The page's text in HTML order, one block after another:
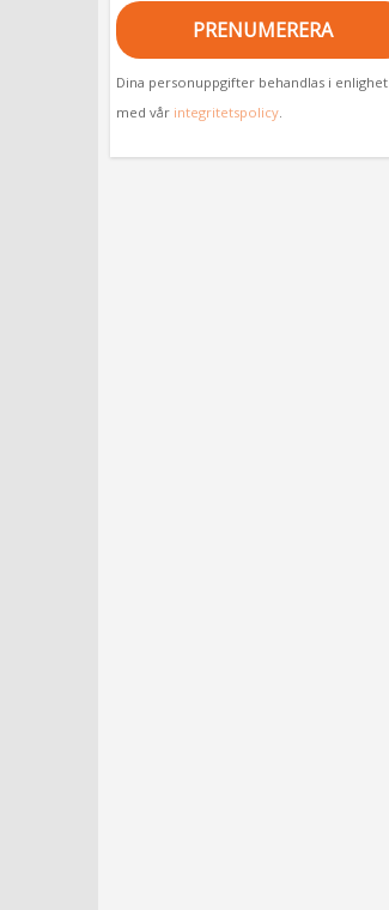
PRENUMERERA
Dina personuppgifter behandlas i enlighet
med vår integritetspolicy.